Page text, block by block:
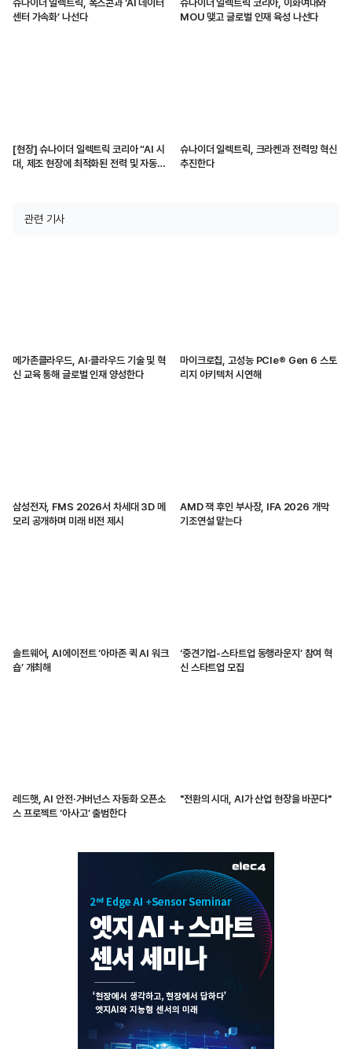
슈나이더 일렉트릭, 폭스콘과 ‘AI 데이터
센터 가속화’ 나선다
슈나이더 일렉트릭 코리아, 이화여대와
MOU 맺고 글로벌 인재 육성 나선다
[현장] 슈나이더 일렉트릭 코리아 “AI 시
대, 제조 현장에 최적화된 전력 및 자동화
슈나이더 일렉트릭, 크라켄과 전력망 혁신
추진한다
관련 기사
메가존클라우드, AI·클라우드 기술 및 혁
신 교육 통해 글로벌 인재 양성한다
마이크로칩, 고성능 PCIe® Gen 6 스토
리지 아키텍처 시연해
삼성전자, FMS 2026서 차세대 3D 메
모리 공개하며 미래 비전 제시
AMD 잭 후인 부사장, IFA 2026 개막
기조연설 맡는다
솔트웨어, AI에이전트 ‘아마존 퀵 AI 워크
숍’ 개최해
‘중견기업-스타트업 동행라운지’ 참여 혁
신 스타트업 모집
레드햇, AI 안전·거버넌스 자동화 오픈소
스 프로젝트 ‘아사고’ 출범한다
"전환의 시대, AI가 산업 현장을 바꾼다"